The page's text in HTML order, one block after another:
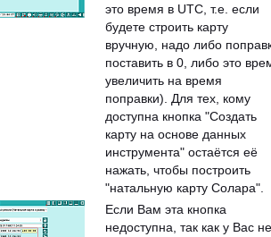
это время в UTC, т.е. если
будете строить карту
вручную, надо либо
поставить в 0, либо это
увеличить на время
поправки). Для тех, кому
доступна кнопка "Создать
карту на основе данных
инструмента" остаётся её
нажать, чтобы построить
"натальную карту Солара".
Если Вам эта кнопка
недоступна, так как у Вас не